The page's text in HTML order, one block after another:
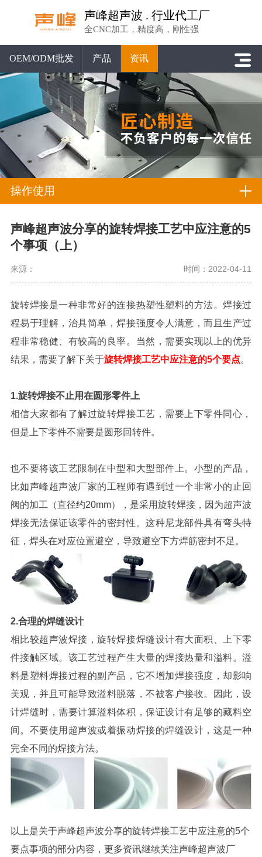
声峰超声波 . 行业代工厂
全CNC加工，精度高，刚性强
OEM/ODM批发 产品 资讯
操作使用
声峰超声波分享的旋转焊接工艺中应注意的5
个事项（上）
来源： 时间：2022-04-11
旋转焊接是一种非常好的连接热塑性塑料的方法。焊接过
程易于理解，治具简单，焊接强度令人满意，而且生产过
程非常稳健、有较高的良率。当然，需要实现以上的优异
结果，需要了解下关于旋转焊接工艺中应注意的5个要点。
1.旋转焊接不止用在圆形零件上
相信大家都有了解过旋转焊接工艺，需要上下零件同心，
但是上下零件不需要是圆形回转件。
也不要将该工艺限制在中型和大型部件上。小型的产品，
比如声峰超声波厂家的工程师有遇到过一个非常小的止回
阀的加工（直径约20mm），是采用旋转焊接，因为超声波
焊接无法保证该零件的密封性。这种尼龙部件具有弯头特
征，焊头在对应位置避空，导致避空下方焊筋密封不足。
2.合理的焊缝设计
相比较超声波焊接，旋转焊接焊缝设计有大面积、上下零
件接触区域。该工艺过程产生大量的焊接热量和溢料。溢
料是塑料焊接过程的副产品，它不增加焊接强度，却影响
美观，并且可能导致溢料脱落，不被客户接收。因此，设
计焊缝时，需要计算溢料体积，保证设计有足够的藏料空
间。不要使用超声波或着振动焊接的焊缝设计，这是一种
完全不同的焊接方法。
以上是关于声峰超声波分享的旋转焊接工艺中应注意的5个
要点事项的部分内容，更多资讯继续关注声峰超声波厂